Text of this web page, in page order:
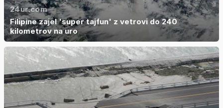
24ur.com
Filipine zajel 'super tajfun' z vetrovi do 240
kilometrov na uro